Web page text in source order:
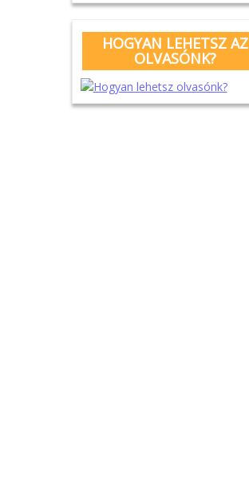
HOGYAN LEHETSZ AZ
OLVASÓNK?